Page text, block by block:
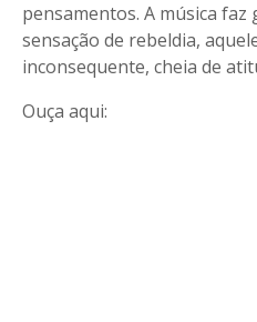
pensamentos. A música
sensação de rebeldia,
inconsequente, cheia de
Ouça aqui: